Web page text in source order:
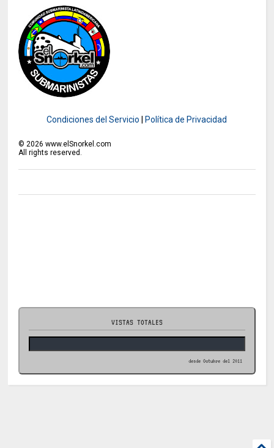
Condiciones del Servicio Política de Privacidad
© 2026 www.elSnorkel.com
All rights reserved.
VISTAS TOTALES
desde Octubre del 2011